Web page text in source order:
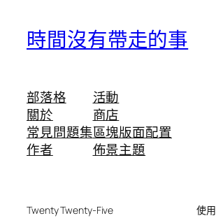
時間沒有帶走的事
部落格
關於
常見問題集
作者
活動
商店
區塊版面配置
佈景主題
Twenty Twenty-Five 使